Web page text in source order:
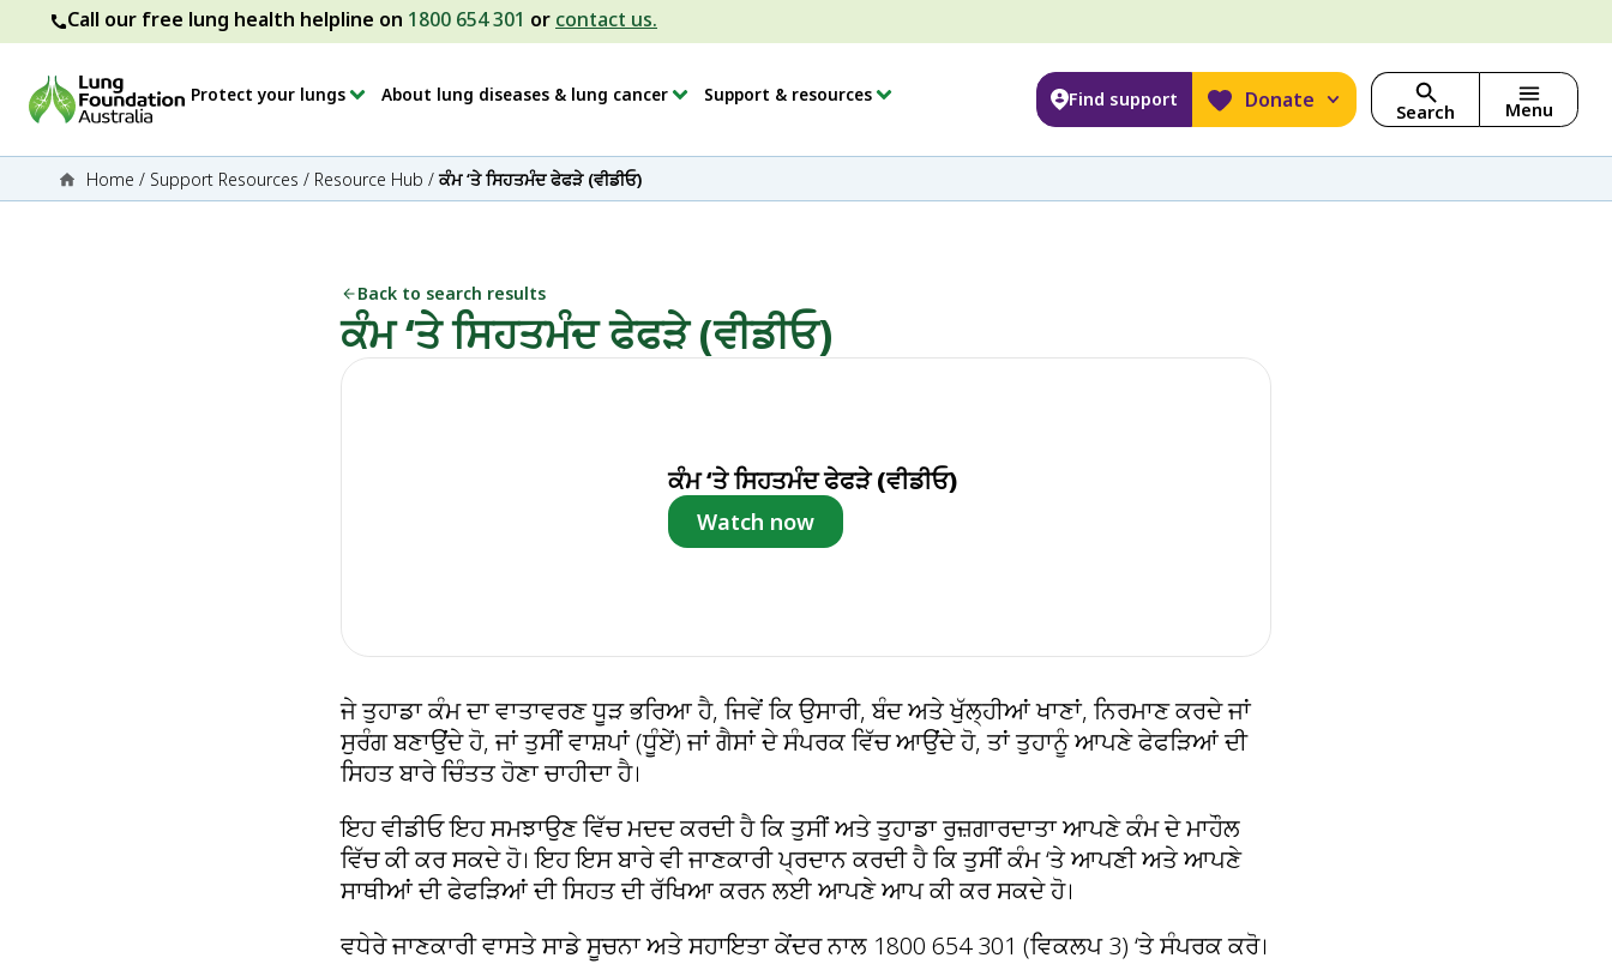
Call our free lung health helpline on 1800 654 301 or contact us.
Protect your lungs About lung diseases & lung cancer Support & resources Find support Donate Search Menu
Home / Support Resources / Resource Hub /ਕੰਮ ‘ਤੇ ਸਿਹਤਮੰਦ ਫੇਫੜੇ (ਵੀਡੀਓ)
Back to search results
ਕੰਮ ‘ਤੇ ਸਿਹਤਮੰਦ ਫੇਫੜੇ (ਵੀਡੀਓ)
ਕੰਮ ‘ਤੇ ਸਿਹਤਮੰਦ ਫੇਫੜੇ (ਵੀਡੀਓ)
Watch now
ਜੇ ਤੁਹਾਡਾ ਕੰਮ ਦਾ ਵਾਤਾਵਰਣ ਧੂੜ ਭਰਿਆ ਹੈ, ਜਿਵੇਂ ਕਿ ਉਸਾਰੀ, ਬੰਦ ਅਤੇ ਖੁੱਲ੍ਹੀਆਂ ਖਾਣਾਂ, ਨਿਰਮਾਣ ਕਰਦੇ ਜਾਂ
ਸੁਰੰਗ ਬਣਾਉਂਦੇ ਹੋ, ਜਾਂ ਤੁਸੀਂ ਵਾਸ਼ਪਾਂ (ਧੂੰਏਂ) ਜਾਂ ਗੈਸਾਂ ਦੇ ਸੰਪਰਕ ਵਿੱਚ ਆਉਂਦੇ ਹੋ, ਤਾਂ ਤੁਹਾਨੂੰ ਆਪਣੇ ਫੇਫੜਿਆਂ ਦੀ
ਸਿਹਤ ਬਾਰੇ ਚਿੰਤਤ ਹੋਣਾ ਚਾਹੀਦਾ ਹੈ।
ਇਹ ਵੀਡੀਓ ਇਹ ਸਮਝਾਉਣ ਵਿੱਚ ਮਦਦ ਕਰਦੀ ਹੈ ਕਿ ਤੁਸੀਂ ਅਤੇ ਤੁਹਾਡਾ ਰੁਜ਼ਗਾਰਦਾਤਾ ਆਪਣੇ ਕੰਮ ਦੇ ਮਾਹੌਲ
ਵਿੱਚ ਕੀ ਕਰ ਸਕਦੇ ਹੋ। ਇਹ ਇਸ ਬਾਰੇ ਵੀ ਜਾਣਕਾਰੀ ਪ੍ਰਦਾਨ ਕਰਦੀ ਹੈ ਕਿ ਤੁਸੀਂ ਕੰਮ ‘ਤੇ ਆਪਣੀ ਅਤੇ ਆਪਣੇ
ਸਾਥੀਆਂ ਦੀ ਫੇਫੜਿਆਂ ਦੀ ਸਿਹਤ ਦੀ ਰੱਖਿਆ ਕਰਨ ਲਈ ਆਪਣੇ ਆਪ ਕੀ ਕਰ ਸਕਦੇ ਹੋ।
ਵਧੇਰੇ ਜਾਣਕਾਰੀ ਵਾਸਤੇ ਸਾਡੇ ਸੂਚਨਾ ਅਤੇ ਸਹਾਇਤਾ ਕੇਂਦਰ ਨਾਲ 1800 654 301 (ਵਿਕਲਪ 3) ‘ਤੇ ਸੰਪਰਕ ਕਰੋ।